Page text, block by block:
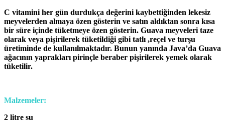
C vitamini her gün durdukça değerini kaybettiğinden lekesiz
meyvelerden almaya özen gösterin ve satın aldıktan sonra kısa
bir süre içinde tüketmeye özen gösterin. Guava meyveleri taze
olarak veya pişirilerek tüketildiği gibi tatlı ,reçel ve turşu
üretiminde de kullanılmaktadır. Bunun yanında Java’da Guava
ağacının yaprakları pirinçle beraber pişirilerek yemek olarak
tüketilir.
Malzemeler:
2 litre su